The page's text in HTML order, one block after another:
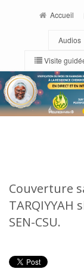
Accueil
Audios
Visite
Couverture
SEN-CSU.